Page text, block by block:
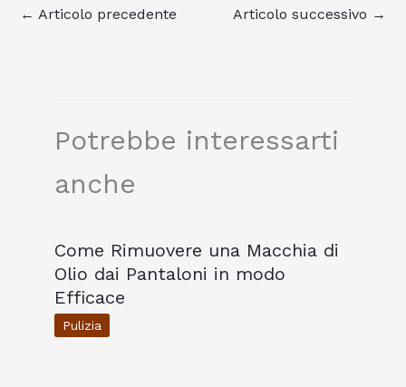
← Articolo precedente Articolo successivo →
Potrebbe interessarti
anche
Come Rimuovere una Macchia di
Olio dai Pantaloni in modo
Efficace
Pulizia